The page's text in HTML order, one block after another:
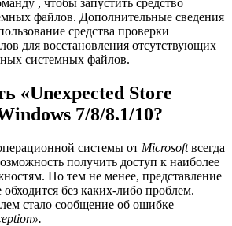
, чтобы запустить средство
файлов. Дополнительные сведения
средства проверки
для восстановления отсутствующих
системных файлов.
«Unexpected Store
7/8/8.1/10?
системы от Microsoftвсегда
получить доступ к наиболее
Но тем не менее, представление
без каких-либо проблем.
стало сообщение об ошибке